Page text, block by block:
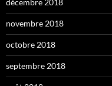
décembre 2018
novembre 2018
octobre 2018
septembre 2018